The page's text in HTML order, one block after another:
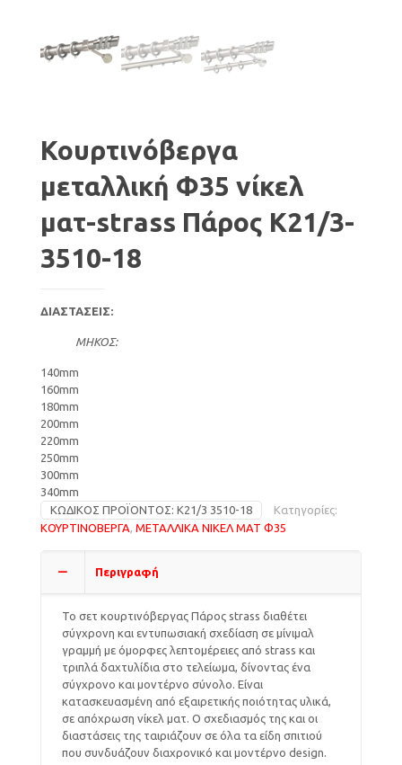
Κουρτινόβεργα
μεταλλική Φ35 νίκελ
ματ-strass Πάρος Κ21/3-
3510-18
ΔΙΑΣΤΑΣΕΙΣ:
ΜΗΚΟΣ:
140mm
160mm
180mm
200mm
220mm
250mm
300mm
340mm
ΚΩΔΙΚΌΣ ΠΡΟΪΌΝΤΟΣ: Κ21/3 3510-18
Κατηγορίες:
ΚΟΥΡΤΙΝΟΒΕΡΓΑ ΜΕΤΑΛΛΙΚΑ ΝΙΚΕΛ ΜΑΤ Φ35
Περιγραφή
Το σετ κουρτινόβεργας Πάρος strass διαθέτει
σύγχρονη και εντυπωσιακή σχεδίαση σε μίνιμαλ
γραμμή με όμορφες λεπτομέρειες από strass και
τριπλά δαχτυλίδια στο τελείωμα, δίνοντας ένα
σύγχρονο και μοντέρνο σύνολο. Είναι
κατασκευασμένη από εξαιρετικής ποιότητας υλικά,
σε απόχρωση νίκελ ματ. Ο σχεδιασμός της και οι
διαστάσεις της ταιριάζουν σε όλα τα είδη σπιτιού
που συνδυάζουν διαχρονικό και μοντέρνο design.